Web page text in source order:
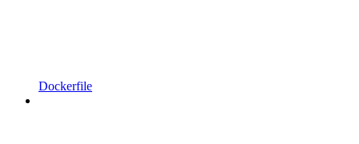
Dockerfile